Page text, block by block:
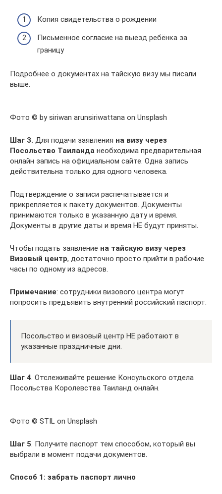
Копия свидетельства о рождении
Письменное согласие на выезд ребёнка за
границу
Подробнее о документах на тайскую визу мы писали
выше.
Фото © by siriwan arunsiriwattana on Unsplash
Шаг 3. Для подачи заявления на визу через
Посольство Таиланда необходима предварительная
онлайн запись на официальном сайте. Одна запись
действительна только для одного человека.
Подтверждение о записи распечатывается и
прикрепляется к пакету документов. Документы
принимаются только в указанную дату и время.
Документы в другие даты и время НЕ будут приняты.
Чтобы подать заявление на тайскую визу через
Визовый центр, достаточно просто прийти в рабочие
часы по одному из адресов.
Примечание: сотрудники визового центра могут
попросить предъявить внутренний российский паспорт.
Посольство и визовый центр НЕ работают в
указанные праздничные дни.
Шаг 4. Отслеживайте решение Консульского отдела
Посольства Королевства Таиланд онлайн.
Фото © STIL on Unsplash
Шаг 5. Получите паспорт тем способом, который вы
выбрали в момент подачи документов.
Способ 1: забрать паспорт лично